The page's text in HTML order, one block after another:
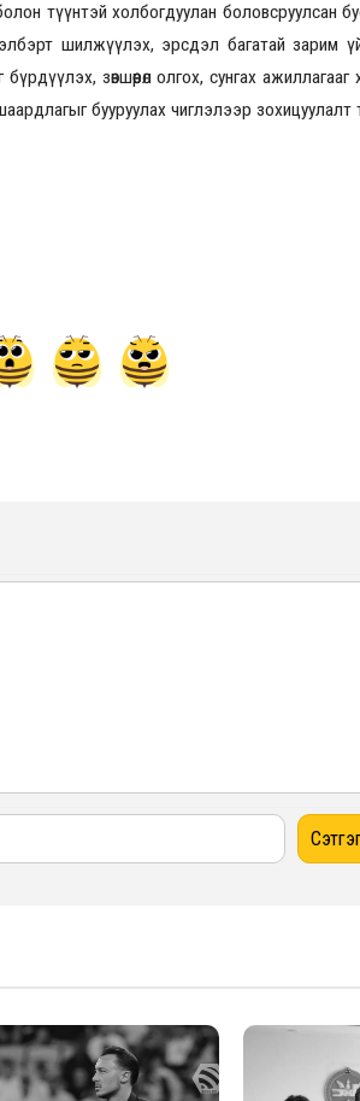
болон түүнтэй холбогдуулан боловсруулсан
хэлбэрт шилжүүлэх, эрсдэл багатай зарим
зөвшөөрөл олгох, сунгах
бууруулах чиглэлээр зохицуулалт